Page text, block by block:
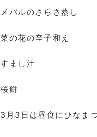
メバルのさらさ蒸し
菜の花の辛子和え
すまし汁
桜餅
3月3日は昼食にひなま